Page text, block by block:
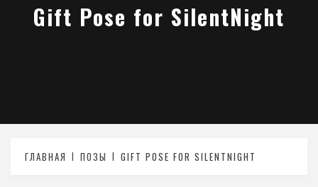
Gift Pose for SilentNight
ГЛАВНАЯ ПОЗЫ GIFT POSE FOR SILENTNIGHT